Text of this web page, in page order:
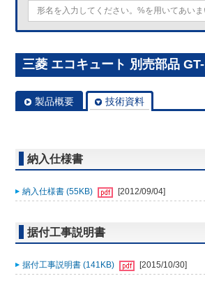
三菱 エコキュート 別売部品
製品概要 技術資料
納入仕様書
納入仕様書 (55KB) [2012/09/04]
据付工事説明書
据付工事説明書 (141KB) [2015/10/30]